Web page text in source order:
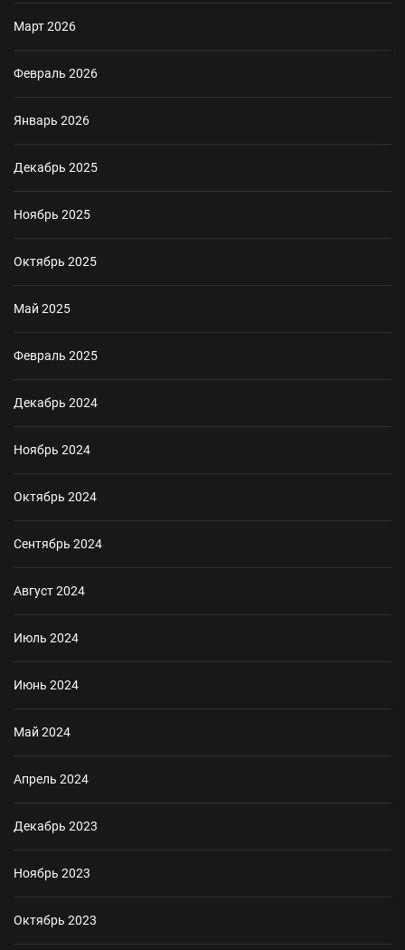
Март 2026
Февраль 2026
Январь 2026
Декабрь 2025
Ноябрь 2025
Октябрь 2025
Май 2025
Февраль 2025
Декабрь 2024
Ноябрь 2024
Октябрь 2024
Сентябрь 2024
Август 2024
Июль 2024
Июнь 2024
Май 2024
Апрель 2024
Декабрь 2023
Ноябрь 2023
Октябрь 2023